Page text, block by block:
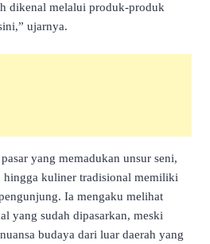
dikenal melalui produk-produk
ujarnya.
yang memadukan unsur seni,
hingga kuliner tradisional memiliki
Ia mengaku melihat
yang sudah dipasarkan, meski
budaya dari luar daerah yang